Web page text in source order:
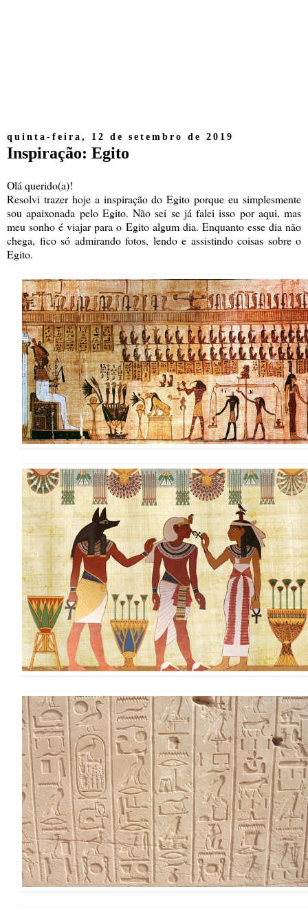
quinta-feira, 12 de setembro de 2019
Inspiração: Egito
Olá querido(a)!
Resolvi trazer hoje a inspiração do Egito porque eu simplesmente
sou apaixonada pelo Egito. Não sei se já falei isso por aqui, mas
meu sonho é viajar para o Egito algum dia. Enquanto esse dia não
chega, fico só admirando fotos, lendo e assistindo coisas sobre o
Egito.